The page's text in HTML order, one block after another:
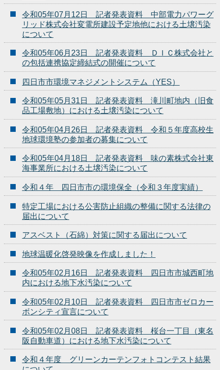
令和05年07月12日 記者発表資料 中部電力パワーグ
リッド株式会社変電所建設予定地他における土壌汚染
について
令和05年06月23日 記者発表資料 ＤＩＣ株式会社と
の包括連携協定締結式の開催について
四日市市環境マネジメントシステム（YES）
令和05年05月31日 記者発表資料 滝川町地内（旧食
品工場敷地）における土壌汚染について
令和05年04月26日 記者発表資料 令和５年度高校生
地球環境塾の参加者の募集について
令和05年04月18日 記者発表資料 味の素株式会社東
海事業所における土壌汚染について
令和４年 四日市市の環境保全（令和３年度実績）
特定工場における公害防止組織の整備に関する法律の
届出について
アスベスト（石綿）対策に関する届出について
地球温暖化啓発映像を作成しました！
令和05年02月16日 記者発表資料 四日市市城西町地
内における地下水汚染について
令和05年02月10日 記者発表資料 四日市市ゼロカー
ボンシティ宣言について
令和05年02月08日 記者発表資料 桜台一丁目（東名
阪自動車道）における地下水汚染について
令和４年度 グリーンカーテンフォトコンテスト結果